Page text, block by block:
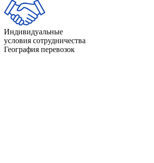
Индивидуальные
условия сотрудничества
География перевозок